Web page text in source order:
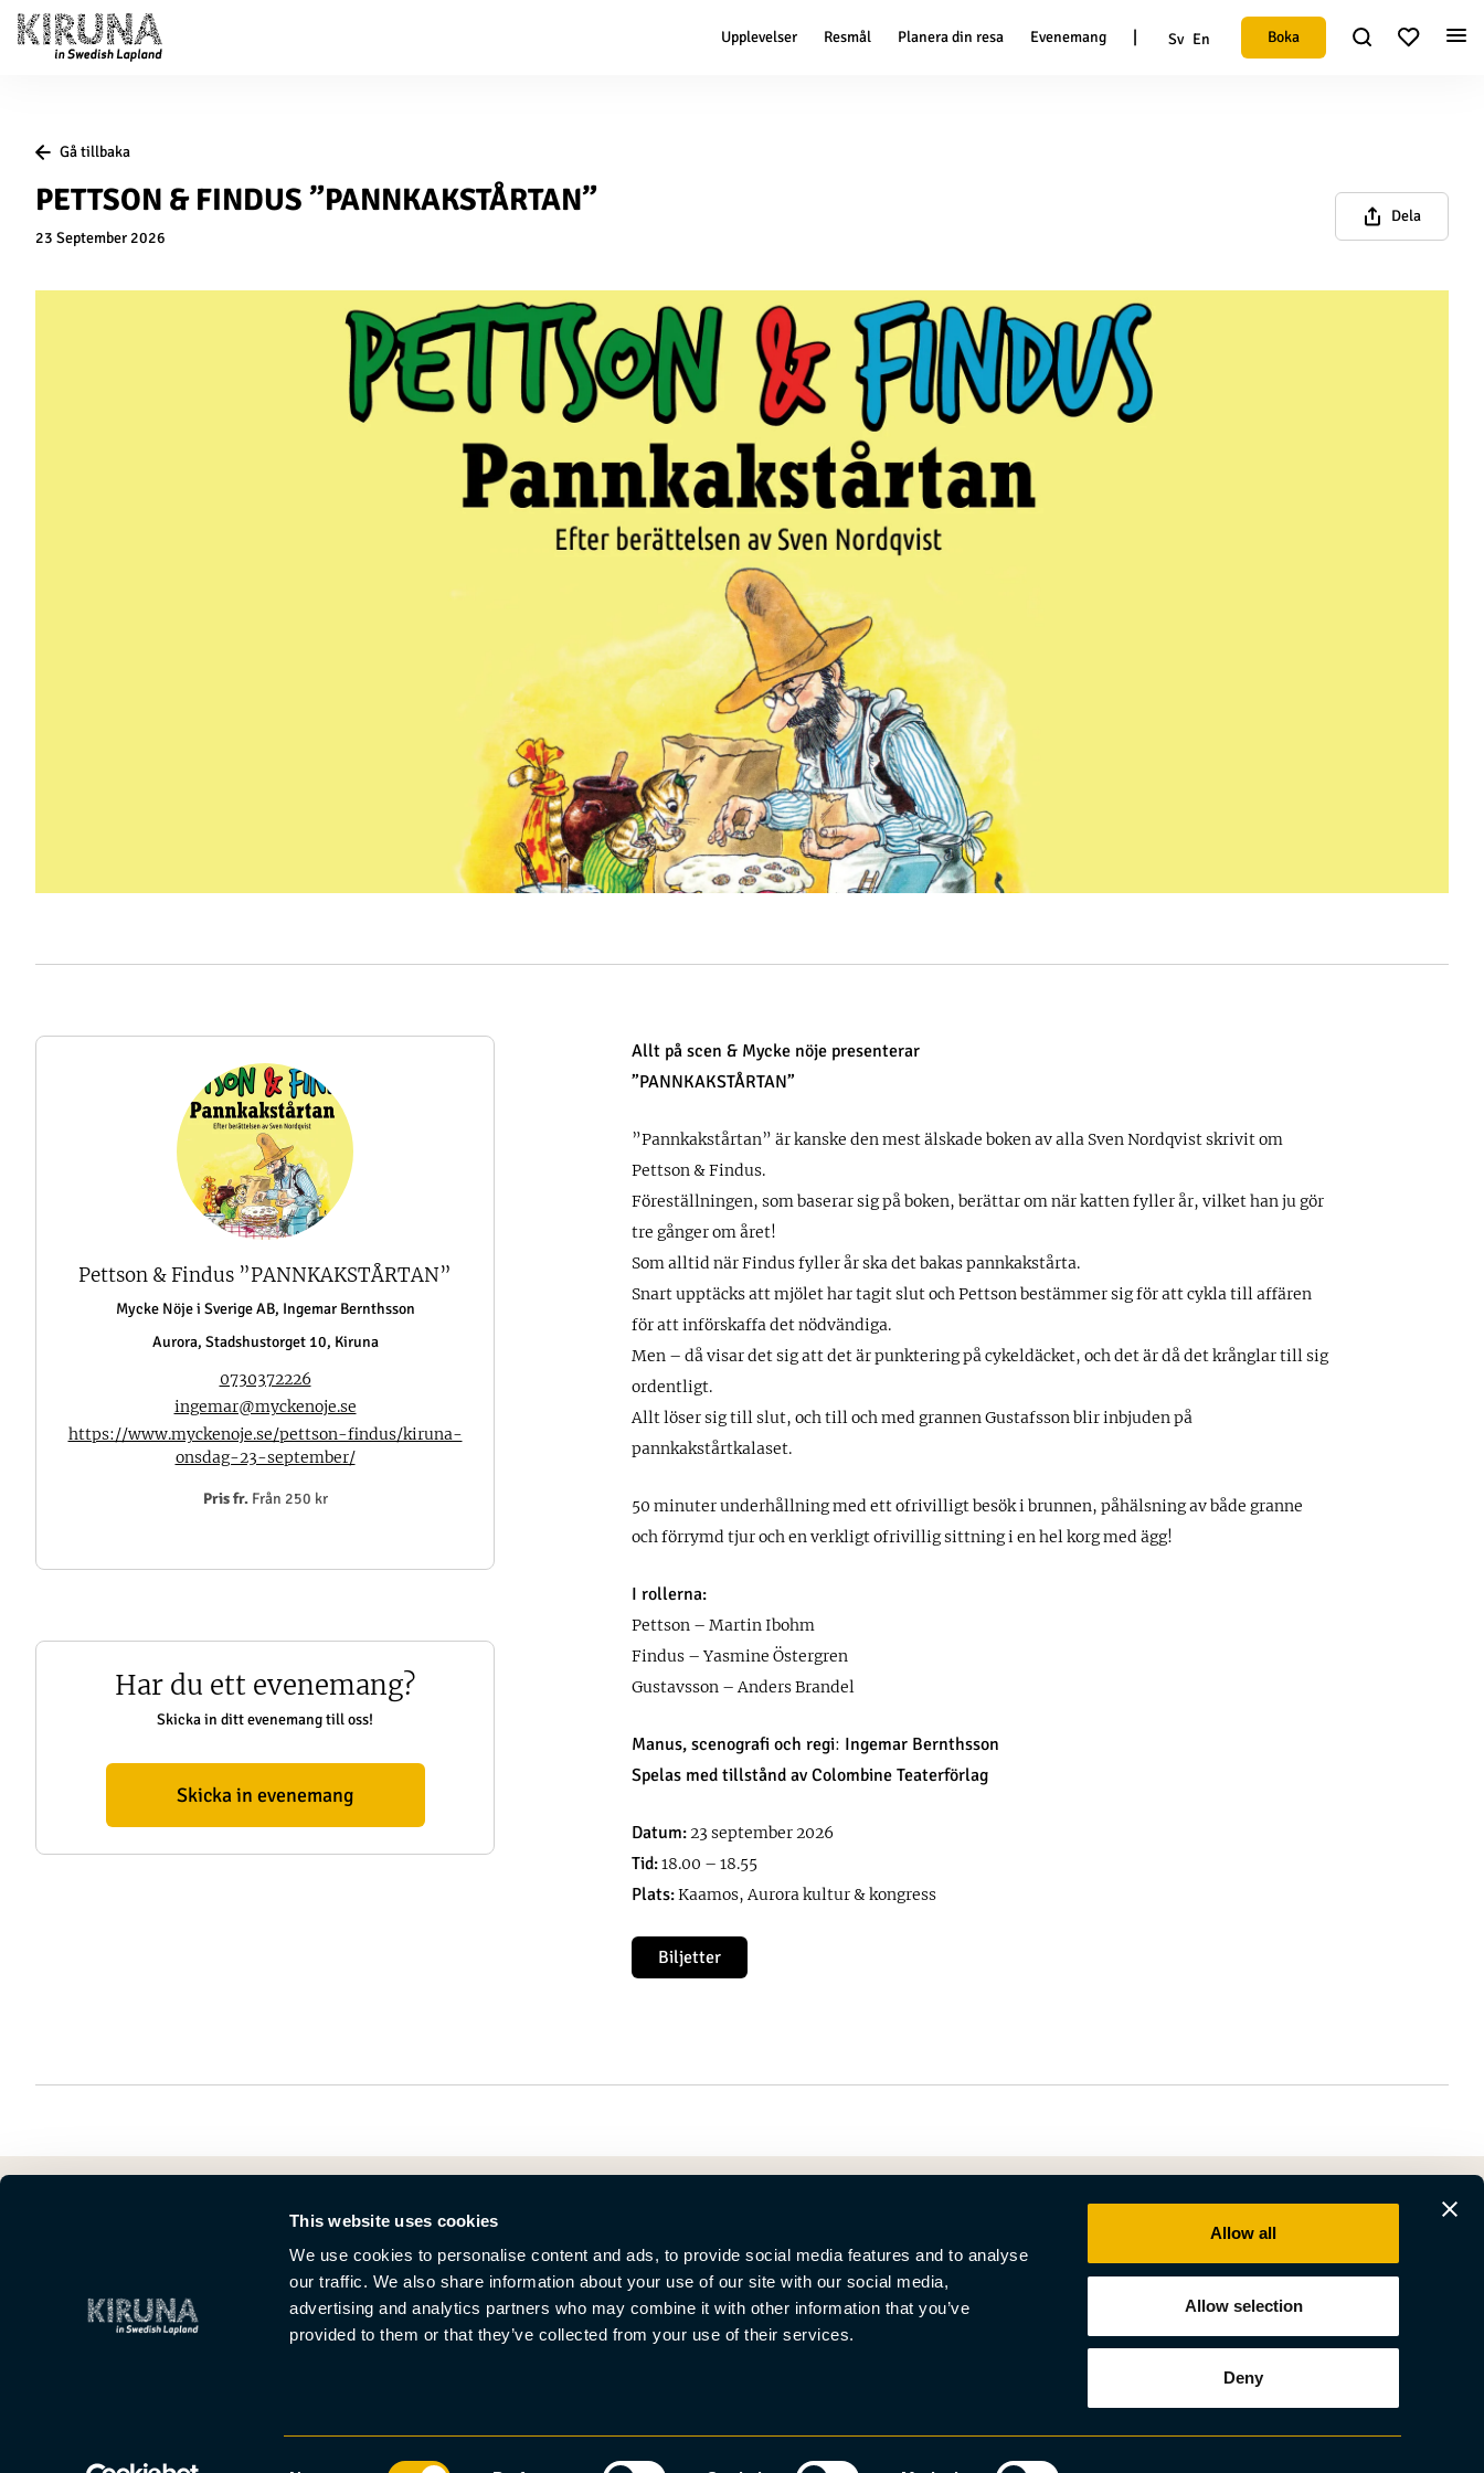
This website uses cookies
We use cookies to personalise content and ads, to provide social media features and to analyse
our traffic. We also share information about your use of our site with our social media,
advertising and analytics partners who may combine it with other information that you’ve
provided to them or that they’ve collected from your use of their services.
Allow all
Allow selection
Deny
Upplevelser Resmål Planera din resa Evenemang | Sv En Boka
Gå tillbaka
PETTSON & FINDUS ”PANNKAKSTÅRTAN”
23 September 2026
Dela
Pettson & Findus ”PANNKAKSTÅRTAN”
Mycke Nöje i Sverige AB, Ingemar Bernthsson
Aurora, Stadshustorget 10, Kiruna
0730372226
ingemar@myckenoje.se
https://www.myckenoje.se/pettson-findus/kiruna-
onsdag-23-september/
Pris fr.Från 250 kr
Har du ett evenemang?
Skicka in ditt evenemang till oss!
Skicka in evenemang
Allt på scen & Mycke nöje presenterar
”PANNKAKSTÅRTAN”
”Pannkakstårtan” är kanske den mest älskade boken av alla Sven Nordqvist skrivit om
Pettson & Findus.
Föreställningen, som baserar sig på boken, berättar om när katten fyller år, vilket han ju gör
tre gånger om året!
Som alltid när Findus fyller år ska det bakas pannkakstårta.
Snart upptäcks att mjölet har tagit slut och Pettson bestämmer sig för att cykla till affären
för att införskaffa det nödvändiga.
Men – då visar det sig att det är punktering på cykeldäcket, och det är då det krånglar till sig
ordentligt.
Allt löser sig till slut, och till och med grannen Gustafsson blir inbjuden på
pannkakstårtkalaset.
50 minuter underhållning med ett ofrivilligt besök i brunnen, påhälsning av både granne
och förrymd tjur och en verkligt ofrivillig sittning i en hel korg med ägg!
I rollerna:
Pettson – Martin Ibohm
Findus – Yasmine Östergren
Gustavsson – Anders Brandel
Manus, scenografi och regi: Ingemar Bernthsson
Spelas med tillstånd av Colombine Teaterförlag
Datum:23 september 2026
Tid:18.00 – 18.55
Plats:Kaamos, Aurora kultur & kongress
Biljetter